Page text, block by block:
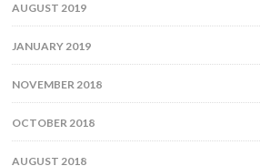
AUGUST 2019
JANUARY 2019
NOVEMBER 2018
OCTOBER 2018
AUGUST 2018